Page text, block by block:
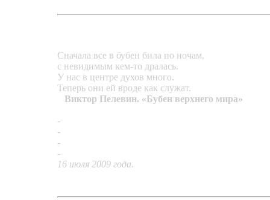
Сначала все в бубен била по ночам,
с невидимым кем-то дралась.
У нас в центре духов много.
Теперь они ей вроде как служат.
Виктор Пелевин. «Бубен верхнего мира»
-
-
-
-
16 июля 2009 года.